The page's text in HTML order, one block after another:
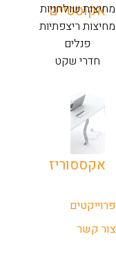
אקוסטיים
מחיצות שולחניות
מחיצות ריצפתיות
פנלים
חדרי שקט
אקססוריז
פרוייקטים
צור קשר